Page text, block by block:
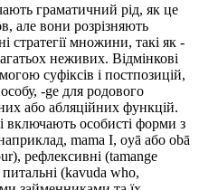
граматичний рід, як це
але вони розрізняють
стратегії множини, такі як -
неживих. Відмінкові
суфіксів і постпозицій,
-ge для родового
або абляційних функцій.
включають особисті форми з
mama I, oyā або obā
рефлексивні (tamange
питальні (kavuda who,